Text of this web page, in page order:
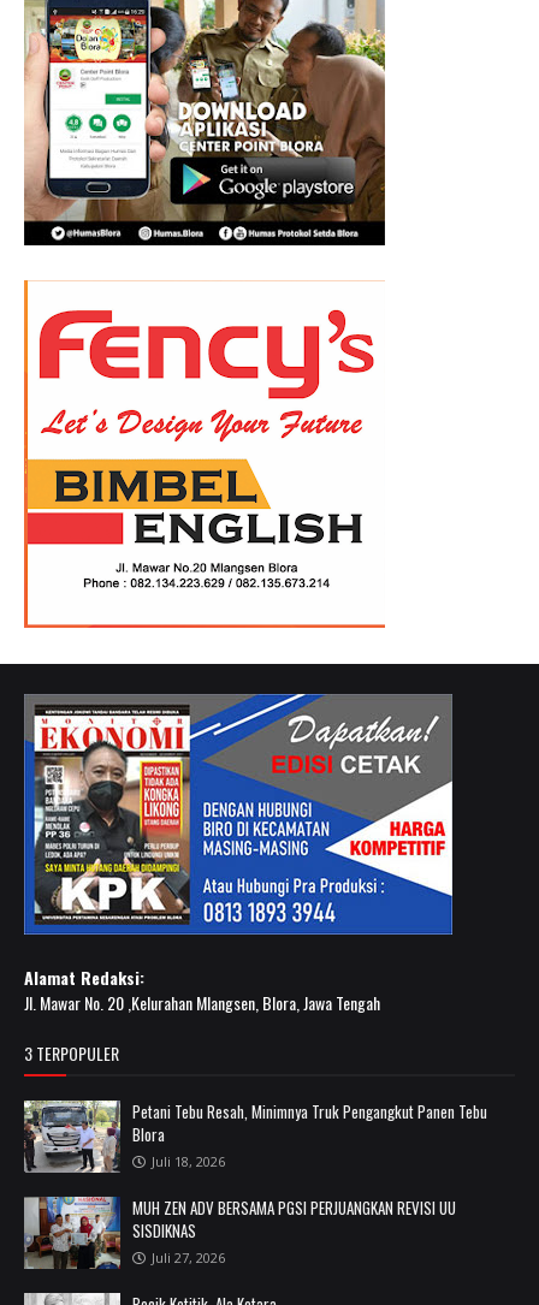
Alamat Redaksi:
Jl. Mawar No. 20 ,Kelurahan Mlangsen, Blora, Jawa Tengah
3 TERPOPULER
Petani Tebu Resah, Minimnya Truk Pengangkut Panen Tebu
Blora
Juli 18, 2026
MUH ZEN ADV BERSAMA PGSI PERJUANGKAN REVISI UU
SISDIKNAS
Juli 27, 2026